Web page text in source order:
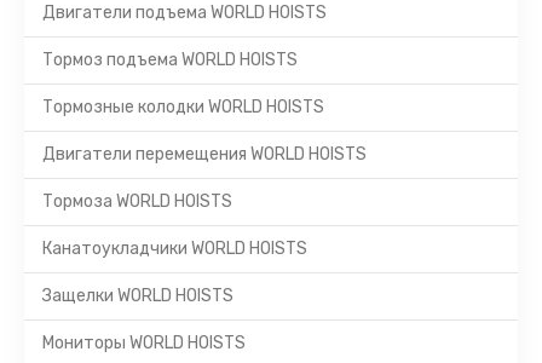
Двигатели подъема WORLD HOISTS
Тормоз подъема WORLD HOISTS
Тормозные колодки WORLD HOISTS
Двигатели перемещения WORLD HOISTS
Тормоза WORLD HOISTS
Канатоукладчики WORLD HOISTS
Защелки WORLD HOISTS
Мониторы WORLD HOISTS